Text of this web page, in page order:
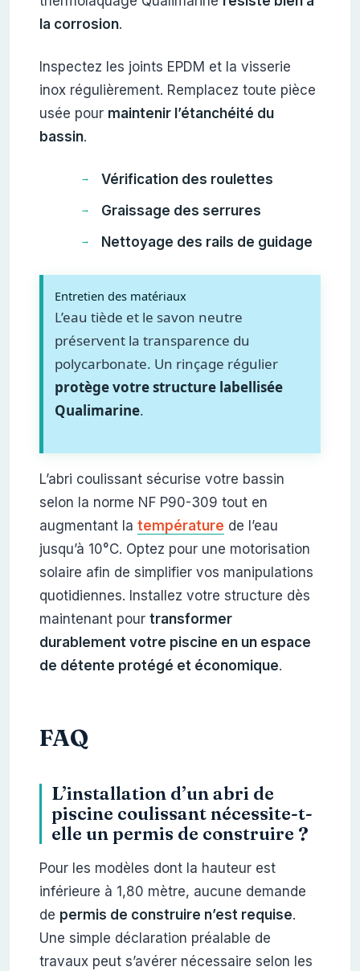
la corrosion.
Inspectez les joints EPDM et la visserie
inox régulièrement. Remplacez toute pièce
usée pour maintenir l’étanchéité du
bassin.
Vérification des roulettes
Graissage des serrures
Nettoyage des rails de guidage
Entretien des matériaux
L’eau tiède et le savon neutre
préservent la transparence du
polycarbonate. Un rinçage régulier
protège votre structure labellisée
Qualimarine.
L’abri coulissant sécurise votre bassin
selon la norme NF P90-309 tout en
augmentant la température de l’eau
jusqu’à 10°C. Optez pour une motorisation
solaire afin de simplifier vos manipulations
quotidiennes. Installez votre structure dès
maintenant pour transformer
durablement votre piscine en un espace
de détente protégé et économique.
FAQ
L’installation d’un abri de
piscine coulissant nécessite-t-
elle un permis de construire ?
Pour les modèles dont la hauteur est
inférieure à 1,80 mètre, aucune demande
de permis de construire n’est requise.
Une simple déclaration préalable de
travaux peut s’avérer nécessaire selon les